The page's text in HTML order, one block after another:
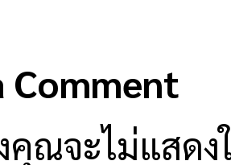
Comment
คุณจะไม่แสด